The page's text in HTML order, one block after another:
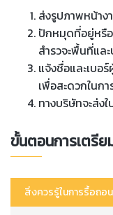
ส่งรูปภาพหน้าง
ปักหมุดที่อยู่หรือ
สำรวจะพื้นที่แล
แจ้งชื่อและเบ
เพื่อสะดวกในกา
ทางบริษัทจะส่ง
ขั้นตอนการเตรีย
สิ่งควรรู้ในการรื้อถอน